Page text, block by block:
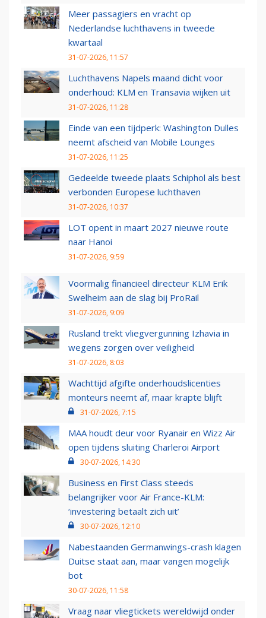
Meer passagiers en vracht op
Nederlandse luchthavens in tweede
kwartaal
31-07-2026, 11:57
Luchthavens Napels maand dicht voor
onderhoud: KLM en Transavia wijken uit
31-07-2026, 11:28
Einde van een tijdperk: Washington Dulles
neemt afscheid van Mobile Lounges
31-07-2026, 11:25
Gedeelde tweede plaats Schiphol als best
verbonden Europese luchthaven
31-07-2026, 10:37
LOT opent in maart 2027 nieuwe route
naar Hanoi
31-07-2026, 9:59
Voormalig financieel directeur KLM Erik
Swelheim aan de slag bij ProRail
31-07-2026, 9:09
Rusland trekt vliegvergunning Izhavia in
wegens zorgen over veiligheid
31-07-2026, 8:03
Wachttijd afgifte onderhoudslicenties
monteurs neemt af, maar krapte blijft
31-07-2026, 7:15
MAA houdt deur voor Ryanair en Wizz Air
open tijdens sluiting Charleroi Airport
30-07-2026, 14:30
Business en First Class steeds
belangrijker voor Air France-KLM:
‘investering betaalt zich uit’
30-07-2026, 12:10
Nabestaanden Germanwings-crash klagen
Duitse staat aan, maar vangen mogelijk
bot
30-07-2026, 11:58
Vraag naar vliegtickets wereldwijd onder